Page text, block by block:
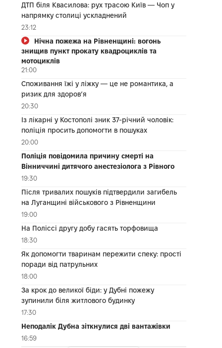
ДТП біля Квасилова: рух трасою Київ — Чоп у
напрямку столиці ускладнений
23:12
Нічна пожежа на Рівненщині: вогонь
знищив пункт прокату квадроциклів та
мотоциклів
21:00
Споживання їжі у ліжку — це не романтика, а
ризик для здоров’я
20:30
Із лікарні у Костополі зник 37-річний чоловік:
поліція просить допомогти в пошуках
20:00
Поліція повідомила причину смерті на
Вінниччині дитячого анестезіолога з Рівного
19:30
Після тривалих пошуків підтвердили загибель
на Луганщині військового з Рівненщини
19:00
На Поліссі другу добу гасять торфовища
18:30
Як допомогти тваринам пережити спеку: прості
поради від патрульних
18:00
За крок до великої біди: у Дубні пожежу
зупинили біля житлового будинку
17:30
Неподалік Дубна зіткнулися дві вантажівки
16:59